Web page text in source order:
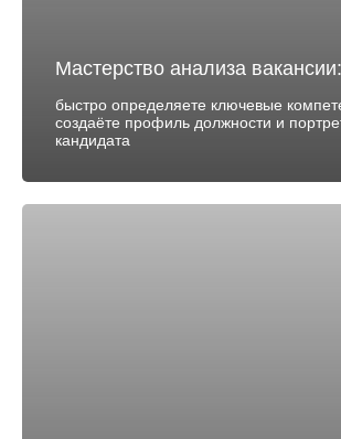
Мастерство анализа вакансии:
быстро определяете ключевые
создаёте профиль должности и
кандидата